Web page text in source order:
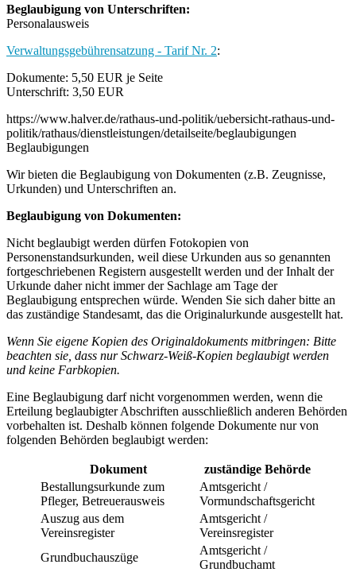
Beglaubigung von Unterschriften:
Personalausweis
Verwaltungsgebührensatzung - Tarif Nr. 2:
Dokumente: 5,50 EUR je Seite
Unterschrift: 3,50 EUR
https://www.halver.de/rathaus-und-politik/uebersicht-rathaus-und-
politik/rathaus/dienstleistungen/detailseite/beglaubigungen
Beglaubigungen
Wir bieten die Beglaubigung von Dokumenten (z.B. Zeugnisse,
Urkunden) und Unterschriften an.
Beglaubigung von Dokumenten:
Nicht beglaubigt werden dürfen Fotokopien von
Personenstandsurkunden, weil diese Urkunden aus so genannten
fortgeschriebenen Registern ausgestellt werden und der Inhalt der
Urkunde daher nicht immer der Sachlage am Tage der
Beglaubigung entsprechen würde. Wenden Sie sich daher bitte an
das zuständige Standesamt, das die Originalurkunde ausgestellt hat.
Wenn Sie eigene Kopien des Originaldokuments mitbringen: Bitte
beachten sie, dass nur Schwarz-Weiß-Kopien beglaubigt werden
und keine Farbkopien.
Eine Beglaubigung darf nicht vorgenommen werden, wenn die
Erteilung beglaubigter Abschriften ausschließlich anderen Behörden
vorbehalten ist. Deshalb können folgende Dokumente nur von
folgenden Behörden beglaubigt werden:
Dokument
zuständige Behörde
Bestallungsurkunde zum
Pfleger, Betreuerausweis
Amtsgericht /
Vormundschaftsgericht
Auszug aus dem
Vereinsregister
Amtsgericht /
Vereinsregister
Grundbuchauszüge
Amtsgericht /
Grundbuchamt